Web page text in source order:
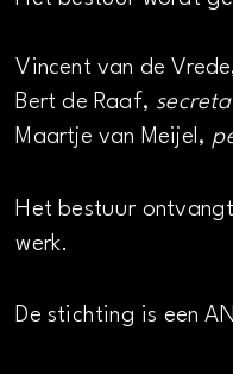
Vincent van de
Bert de Raaf,
Maartje van Meijel,
Het bestuur
werk.
De stichting is een